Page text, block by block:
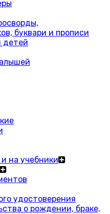
буквари и прописи
детей
на учебники
удостоверения
о рождении, браке,